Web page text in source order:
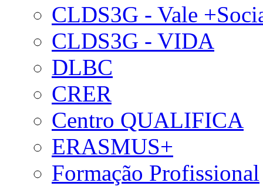
CLDS3G - Vale
CLDS3G - VIDA
DLBC
CRER
Centro QUALIFICA
ERASMUS+
Formação Profissional